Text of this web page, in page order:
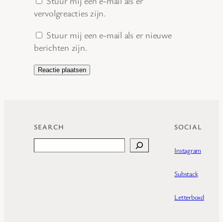
vervolgreacties zijn.
Stuur mij een e-mail als er nieuwe
berichten zijn.
SEARCH SOCIAL
Instagram
Substack
Letterboxd